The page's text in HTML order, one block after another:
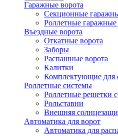
Гаражные ворота
Секционные
Роллетные гаражные
Въездные ворота
Откатные ворота
Заборы
Распашные ворота
Калитки
Комплектующие для
Роллетные системы
Роллетные решетки
Рольставни
Внешняя
Автоматика для ворот
Автоматика для